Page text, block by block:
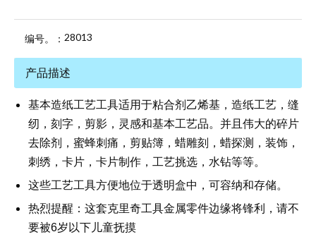
编号。： 28013
产品描述
基本造纸工艺工具适用于粘合剂乙烯基，造纸工艺，缝
纫，刻字，剪影，灵感和基本工艺品。并且伟大的碎片
去除剂，蜜蜂刺痛，剪贴簿，蜡雕刻，蜡探测，装饰，
刺绣，卡片，卡片制作，工艺挑选，水钻等等。
这些工艺工具方便地位于透明盒中，可容纳和存储。
热烈提醒：这套克里奇工具金属零件边缘将锋利，请不
要被6岁以下儿童抚摸